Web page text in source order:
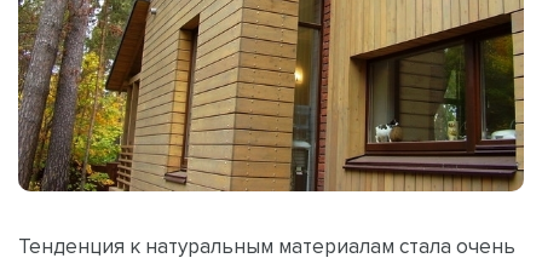
Тенденция к натуральным материалам стала очень